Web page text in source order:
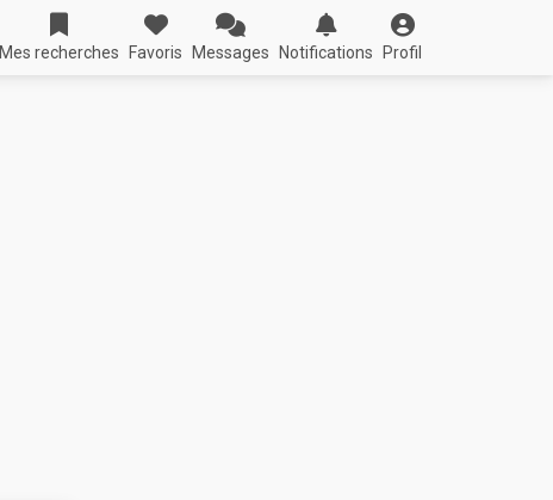
Mes recherches Favoris Messages Notifications Profil